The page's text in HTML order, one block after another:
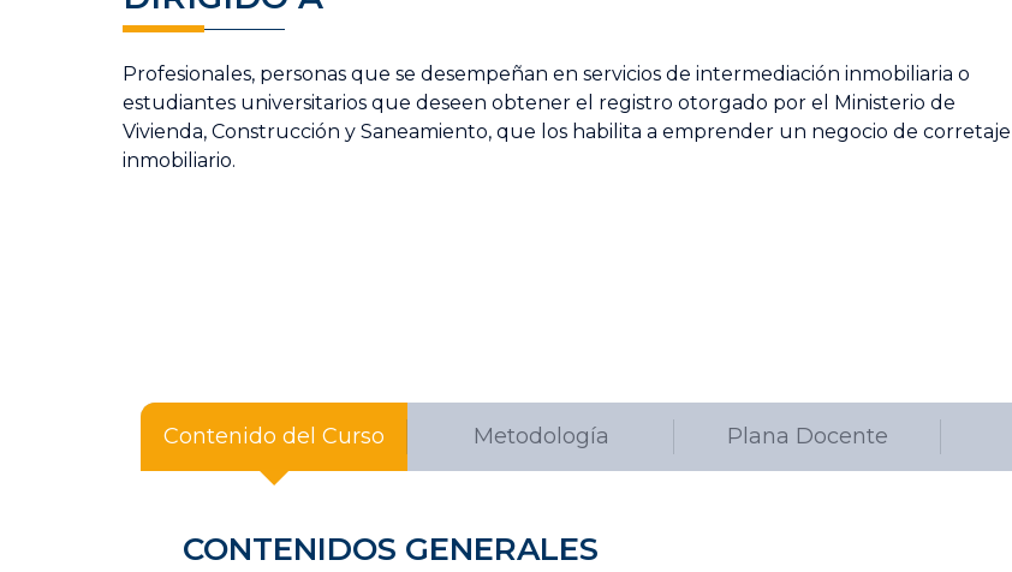
Profesionales, personas que se desempeñan en servicios de intermediación inmobiliaria o
estudiantes universitarios que deseen obtener el registro otorgado por el Ministerio de
Vivienda, Construcción y Saneamiento, que los habilita a emprender un negocio de corretaje
inmobiliario.
Contenido del Curso Metodología Plana Docente
CONTENIDOS GENERALES